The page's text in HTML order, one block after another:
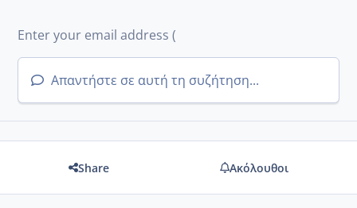
Απαντήστε σε αυτή τη συζήτηση...
Share Ακόλουθοι